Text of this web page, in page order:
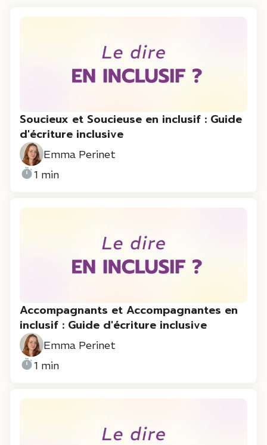
Soucieux et Soucieuse en inclusif : Guide
d'écriture inclusive
Emma Perinet
1 min
Accompagnants et Accompagnantes en
inclusif : Guide d'écriture inclusive
Emma Perinet
1 min